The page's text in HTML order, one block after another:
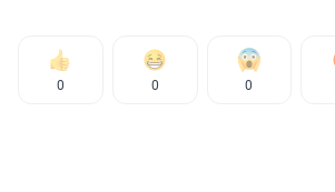
0 0 0